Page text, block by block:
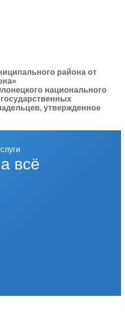
района от
национального
утвержденное
всё